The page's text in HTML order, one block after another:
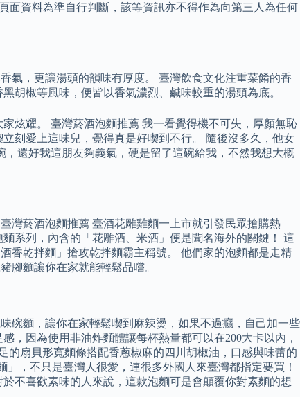
面資料為準自行判斷，該等資訊亦不得作為向第三人為任何
氣，更讓湯頭的韻味有厚度。 臺灣飲食文化注重菜餚的香
胡椒等風味，便皆以香氣濃烈、鹹味較重的湯頭為底。
炫耀。 臺灣菸酒泡麵推薦 我一看覺得機不可失，厚顏無恥
刻愛上這味兒，覺得真是好喫到不行。 隨後沒多久，他女
還好我這朋友夠義氣，硬是留了這碗給我，不然我想大概
灣菸酒泡麵推薦 臺酒花雕雞麵一上市就引發民眾搶購熱
系列，內含的「花雕酒、米酒」便是聞名海外的關鍵！ 這
香乾拌麵」搶攻乾拌麵霸主稱號。 他們家的泡麵都是走精
腳麵讓你在家就能輕鬆品嚐。
碗麵，讓你在家輕鬆喫到麻辣燙，如果不過癮，自己加一些
，因為使用非油炸麵體讓每杯熱量都可以在200大卡以內，
的扇貝形寬麵條搭配香蔥椒麻的四川胡椒油，口感與味蕾的
，不只是臺灣人很愛，連很多外國人來臺灣都指定要買！
不喜歡素味的人來說，這款泡麵可是會顛覆你對素麵的想